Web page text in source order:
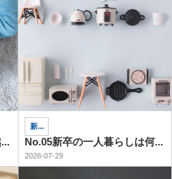
新...
No.05新卒の一人暮らしは何...
2026-07-29